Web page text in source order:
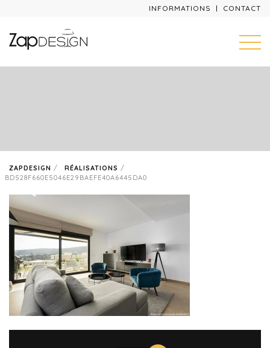
INFORMATIONS CONTACT
ZAPDESIGN / RÉALISATIONS /
BD528F660E5046E29BAEFE40A6445DA0